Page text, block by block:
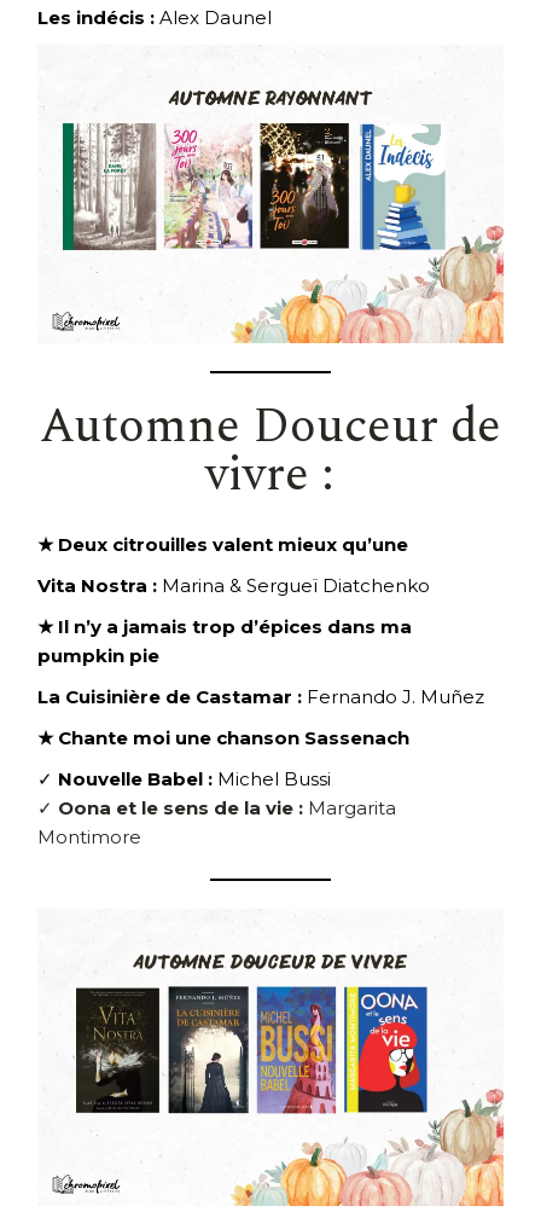
Les indécis : Alex Daunel
Automne Douceur de
vivre :
★ Deux citrouilles valent mieux qu’une
Vita Nostra : Marina & Sergueï Diatchenko
★ Il n’y a jamais trop d’épices dans ma
pumpkin pie
La Cuisinière de Castamar : Fernando J. Muñez
★ Chante moi une chanson Sassenach
✓ Nouvelle Babel : Michel Bussi
✓ Oona et le sens de la vie : Margarita
Montimore